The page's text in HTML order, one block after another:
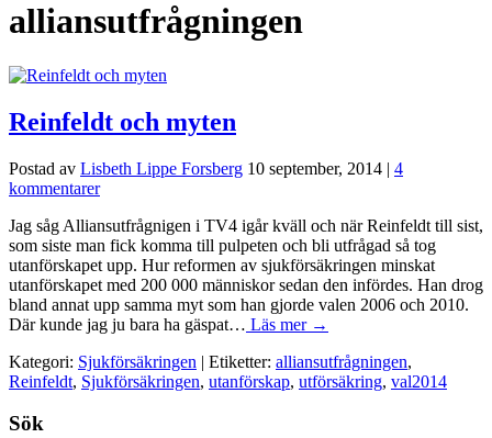
alliansutfrågningen
Reinfeldt och myten
Postad av Lisbeth Lippe Forsberg 10 september, 2014 | 4
kommentarer
Jag såg Alliansutfrågnigen i TV4 igår kväll och när Reinfeldt till sist,
som siste man fick komma till pulpeten och bli utfrågad så tog
utanförskapet upp. Hur reformen av sjukförsäkringen minskat
utanförskapet med 200 000 människor sedan den infördes. Han drog
bland annat upp samma myt som han gjorde valen 2006 och 2010.
Där kunde jag ju bara ha gäspat… Läs mer →
Kategori: Sjukförsäkringen | Etiketter: alliansutfrågningen,
Reinfeldt, Sjukförsäkringen, utanförskap, utförsäkring, val2014
Sök